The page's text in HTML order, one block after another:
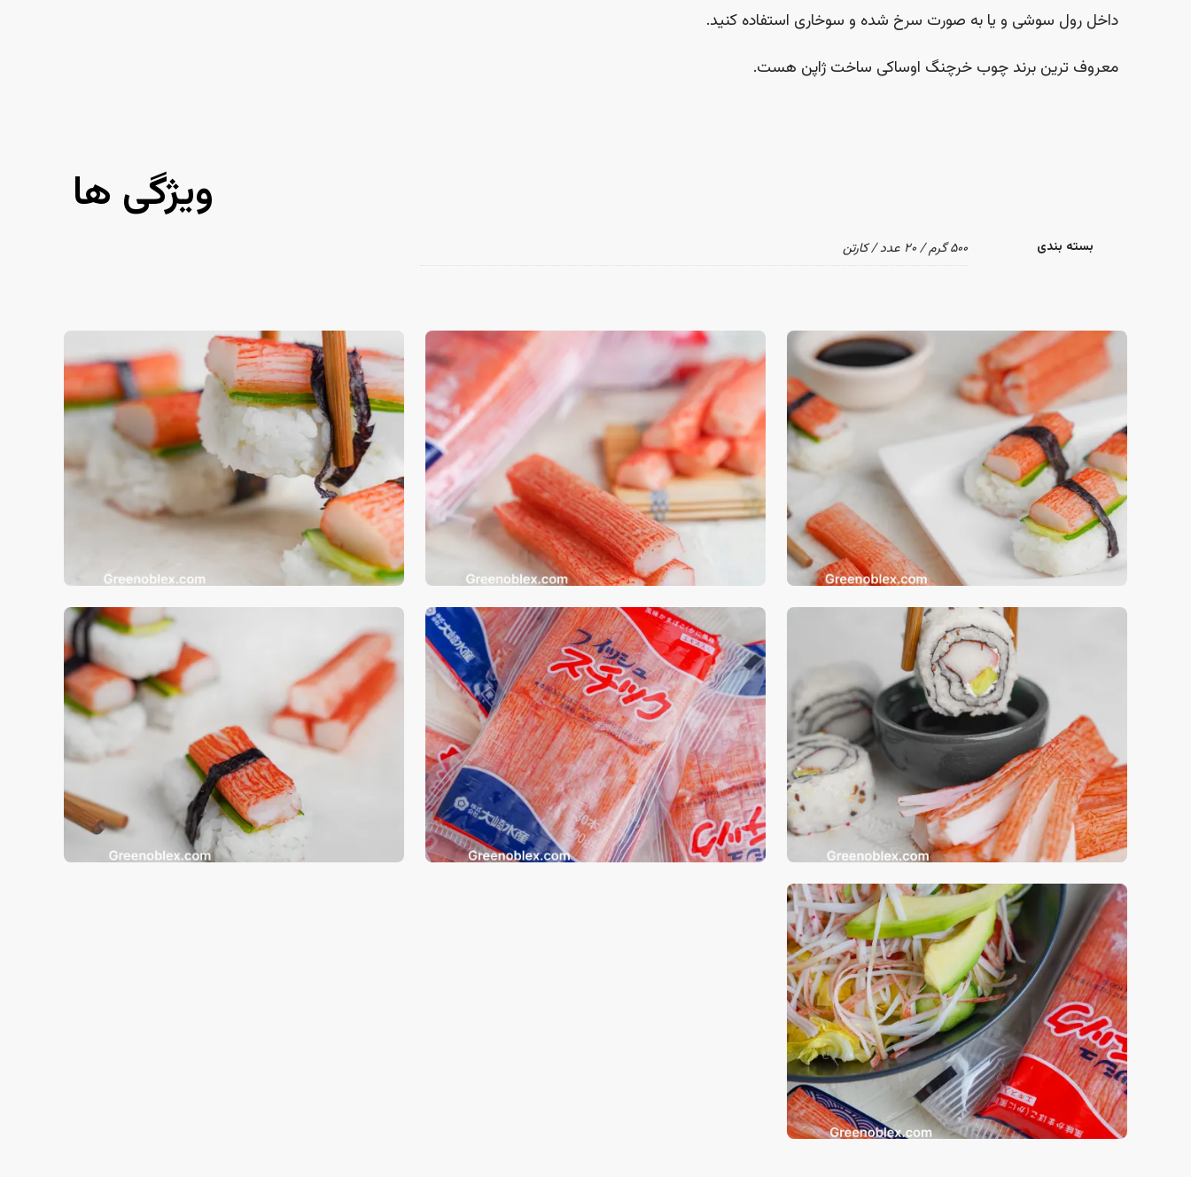
داخل رول سوشی و یا به صورت سرخ شده و سوخاری استفاده کنید.
معروف ترین برند چوب خرچنگ اوساکی ساخت ژاپن هست.
ویژگی ها
بسته بندی ۵۰۰ گرم / ۲۰ عدد / کارتن